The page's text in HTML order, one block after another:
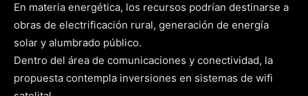
En materia energética, los recursos podrían destinarse a
obras de electrificación rural, generación de energía
solar y alumbrado público.
Dentro del área de comunicaciones y conectividad, la
propuesta contempla inversiones en sistemas de wifi